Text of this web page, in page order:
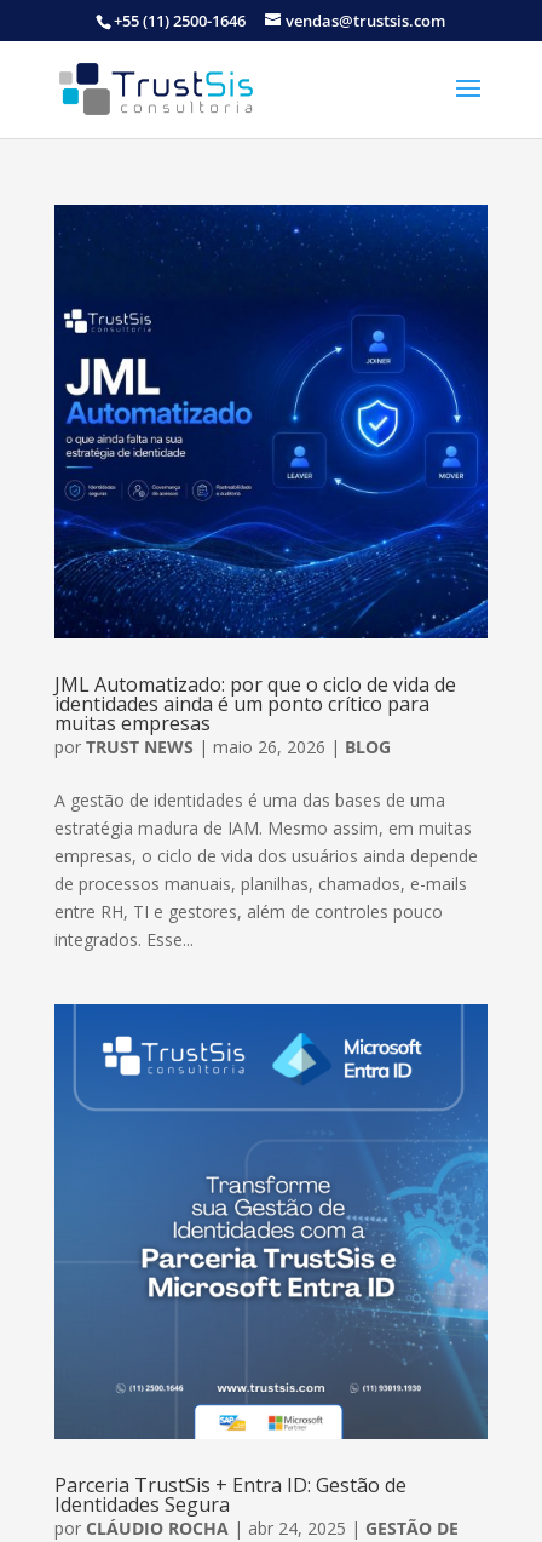
+55 (11) 2500-1646 vendas@trustsis.com
JML Automatizado: por que o ciclo de vida de
identidades ainda é um ponto crítico para
muitas empresas
por TRUST NEWS | maio 26, 2026 | BLOG
A gestão de identidades é uma das bases de uma
estratégia madura de IAM. Mesmo assim, em muitas
empresas, o ciclo de vida dos usuários ainda depende
de processos manuais, planilhas, chamados, e-mails
entre RH, TI e gestores, além de controles pouco
integrados. Esse...
Parceria TrustSis + Entra ID: Gestão de
Identidades Segura
por CLÁUDIO ROCHA | abr 24, 2025 | GESTÃO DE